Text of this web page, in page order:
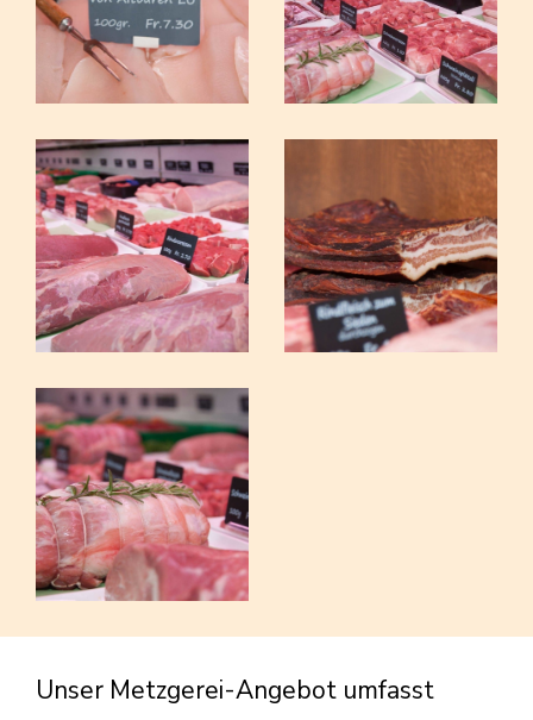
Unser Metzgerei-Angebot umfasst